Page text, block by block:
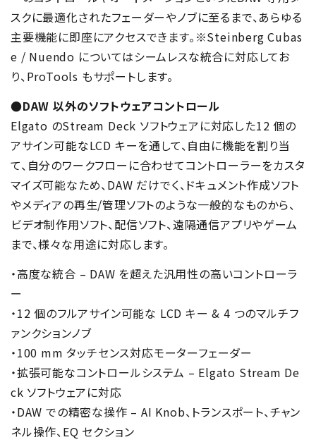
スクに最適化されたフェーダーやノブに⾄るまで、あらゆる
主要機能に即座にアクセスできます。※Steinberg Cubas
e / Nuendo についてはシームレスな統合に対応してお
り、ProTools もサポートします。
●DAW 以外のソフトウェアコントロール
Elgato のStream Deck ソフトウェアに対応した12 個の
アサイン可能なLCD キーを通して、⾃由に機能を割り当
て、⾃分のワークフローに合わせてコントローラーをカスタ
マイズ可能なため、DAW だけでく、ドキュメント作成ソフト
やメディアの再⽣/管理ソフトのような⼀般的なものから、
ビデオ制作⽤ソフト、配信ソフト、遠隔通信アプリやゲーム
まで、様々な⽤途に対応します。
・高度な統合 – DAW を超えた汎用性の高いコントローラ
ー
・12 個のフルアサイン可能な LCD キー & 4 つのマルチフ
ァンクションノブ
・100 mm タッチセンス対応モーターフェーダー
・拡張可能なコントロールシステム – Elgato Stream De
ck ソフトウェアに対応
・DAW での精密な操作 – AI Knob、トランスポート、チャン
ネル操作、EQ セクション